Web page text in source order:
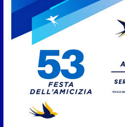
San
8 Agosto
San
Live” una
cucina e
Con la